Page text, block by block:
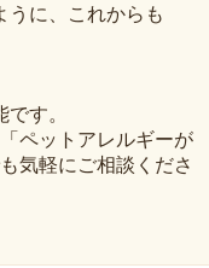
うに、これからも
す。
ペットアレルギーが
気軽にご相談くださ